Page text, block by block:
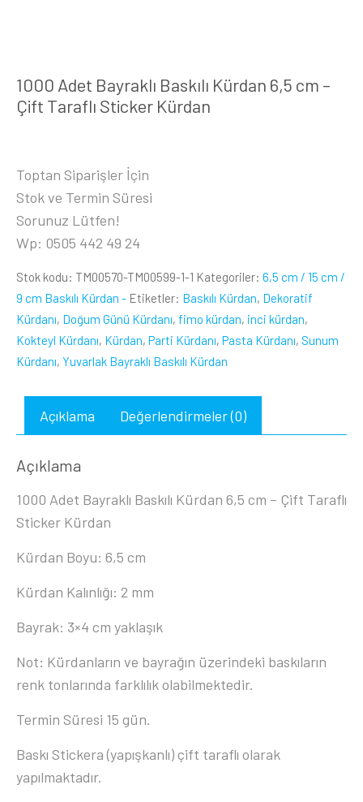
1000 Adet Bayraklı Baskılı Kürdan 6,5 cm –
Çift Taraflı Sticker Kürdan
Toptan Siparişler İçin
Stok ve Termin Süresi
Sorunuz Lütfen!
Wp: 0505 442 49 24
Stok kodu: TM00570-TM00599-1-1 Kategoriler: 6,5 cm / 15 cm /
9 cm Baskılı Kürdan - Etiketler: Baskılı Kürdan, Dekoratif
Kürdanı, Doğum Günü Kürdanı, fimo kürdan, inci kürdan,
Kokteyl Kürdanı, Kürdan, Parti Kürdanı, Pasta Kürdanı, Sunum
Kürdanı, Yuvarlak Bayraklı Baskılı Kürdan
Açıklama Değerlendirmeler (0)
Açıklama
1000 Adet Bayraklı Baskılı Kürdan 6,5 cm – Çift Taraflı
Sticker Kürdan
Kürdan Boyu: 6,5 cm
Kürdan Kalınlığı: 2 mm
Bayrak: 3×4 cm yaklaşık
Not: Kürdanların ve bayrağın üzerindeki baskıların
renk tonlarında farklılık olabilmektedir.
Termin Süresi 15 gün.
Baskı Stickera (yapışkanlı) çift taraflı olarak
yapılmaktadır.